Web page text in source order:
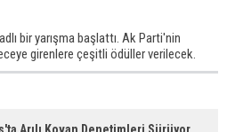
bir yarışma başlattı. Ak Parti'nin
girenlere çeşitli ödüller verilecek.